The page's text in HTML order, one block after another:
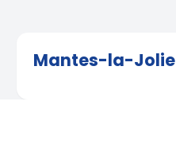
Mantes-la-Jolie